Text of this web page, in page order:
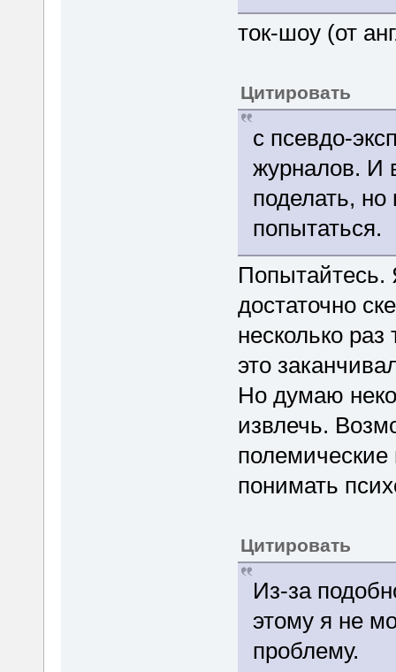
ток-шоу (от
Цитировать
с псевдо-
журналов. И
поделать,
попытаться.
Попытайтесь.
достаточно
несколько
это
Но думаю
извлечь.
понимать
Цитировать
Из-за
этому я не
проблему.